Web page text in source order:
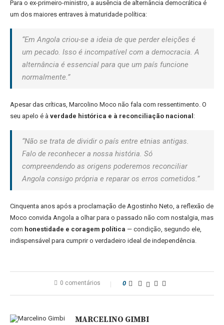
Para o ex-primeiro-ministro, a ausência de alternância democrática é
um dos maiores entraves à maturidade política:
“Em Angola criou-se a ideia de que perder eleições é
um pecado. Isso é incompatível com a democracia. A
alternância é essencial para que um país funcione
normalmente.”
Apesar das críticas, Marcolino Moco não fala com ressentimento. O
seu apelo é à verdade histórica e à reconciliação nacional :
“Não se trata de dividir o país entre etnias antigas.
Falo de reconhecer a nossa história. Só
compreendendo as origens poderemos reconciliar
Angola consigo própria e reparar os erros cometidos.”
Cinquenta anos após a proclamação de Agostinho Neto, a reflexão de
Moco convida Angola a olhar para o passado não com nostalgia, mas
com honestidade e coragem política — condição, segundo ele,
indispensável para cumprir o verdadeiro ideal de independência.
0 comentários 0
MARCELINO GIMBI